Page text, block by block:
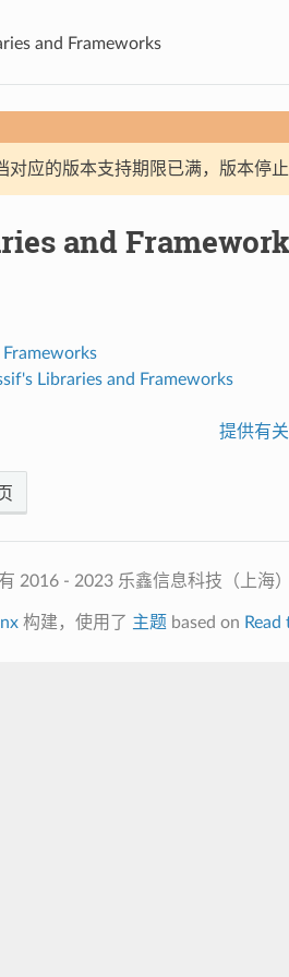
and Frameworks
对应的版本支持期限已满，版本停
and
Libraries and Frameworks
提供有
2016 - 2023 乐鑫信息科技（上海
构建，使用了 主题 based on